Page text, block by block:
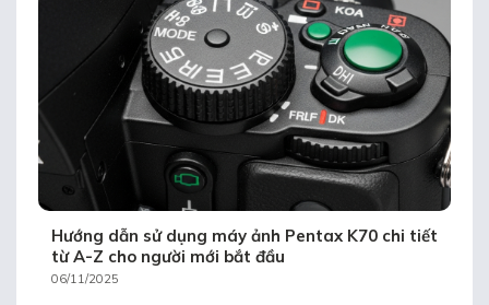
Hướng dẫn sử dụng máy ảnh Pentax K70 chi tiết
từ A-Z cho người mới bắt đầu
06/11/2025